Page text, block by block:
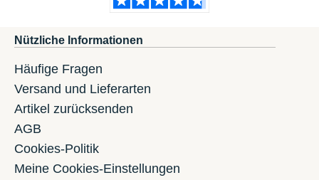
Nützliche Informationen
Häufige Fragen
Versand und Lieferarten
Artikel zurücksenden
AGB
Cookies-Politik
Meine Cookies-Einstellungen